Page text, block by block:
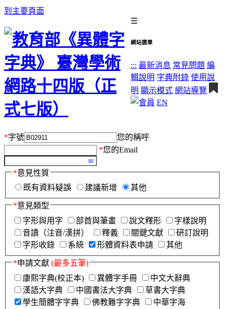
到主要頁面
☰
網站選單
::: 最新消息 常見問題 編
輯說明 字典附錄 使用說
明 顯示模式 網站導覽
EN
*字號
您的稱呼
*您的Email
*意見性質
既有資料疑誤
建議新增 其他
*意見類型
字形與用字
部首與筆畫 說文釋形
字樣說明
音讀（注音/漢拼）
釋義 關鍵文獻
研訂說明
字形收錄
系統 形體資料表申請 其他
*申請文獻 (最多五筆)
康熙字典(校正本)
異體字手冊
中文大辭典
漢語大字典
中國書法大字典
草書大字典
學生簡體字字典
佛教難字字典
中華字海